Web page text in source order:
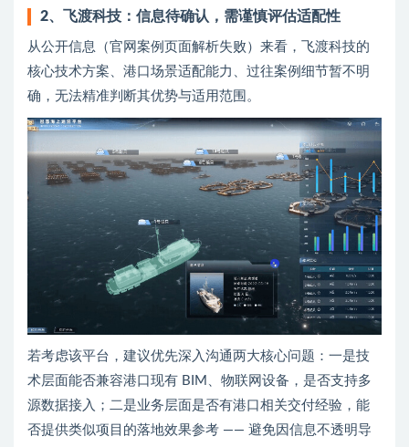
2、飞渡科技：信息待确认，需谨慎评估适配性
从公开信息（官网案例页面解析失败）来看，飞渡科技的
核心技术方案、港口场景适配能力、过往案例细节暂不明
确，无法精准判断其优势与适用范围。
若考虑该平台，建议优先深入沟通两大核心问题：一是技
术层面能否兼容港口现有 BIM、物联网设备，是否支持多
源数据接入；二是业务层面是否有港口相关交付经验，能
否提供类似项目的落地效果参考 —— 避免因信息不透明导